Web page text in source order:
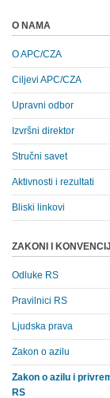
O NAMA
O APC/CZA
Ciljevi APC/CZA
Upravni odbor
Izvršni direktor
Stručni savet
Aktivnosti i rezultati
Bliski linkovi
ZAKONI I
Odluke RS
Pravilnici RS
Ljudska prava
Zakon o azilu
Zakon o azilu i
RS